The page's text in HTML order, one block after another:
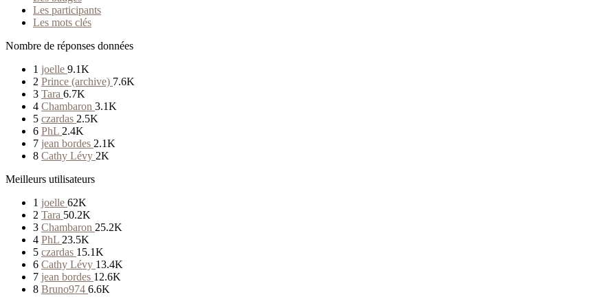
Les participants
Les mots clés
Nombre de réponses données
1 joelle 9.1K
2 Prince (archive) 7.6K
3 Tara 6.7K
4 Chambaron 3.1K
5 czardas 2.5K
6 PhL 2.4K
7 jean bordes 2.1K
8 Cathy Lévy 2K
Meilleurs utilisateurs
1 joelle 62K
2 Tara 50.2K
3 Chambaron 25.2K
4 PhL 23.5K
5 czardas 15.1K
6 Cathy Lévy 13.4K
7 jean bordes 12.6K
8 Bruno974 6.6K